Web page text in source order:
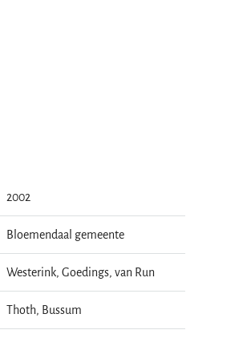
2002
Bloemendaal gemeente
Westerink, Goedings, van Run
Thoth, Bussum